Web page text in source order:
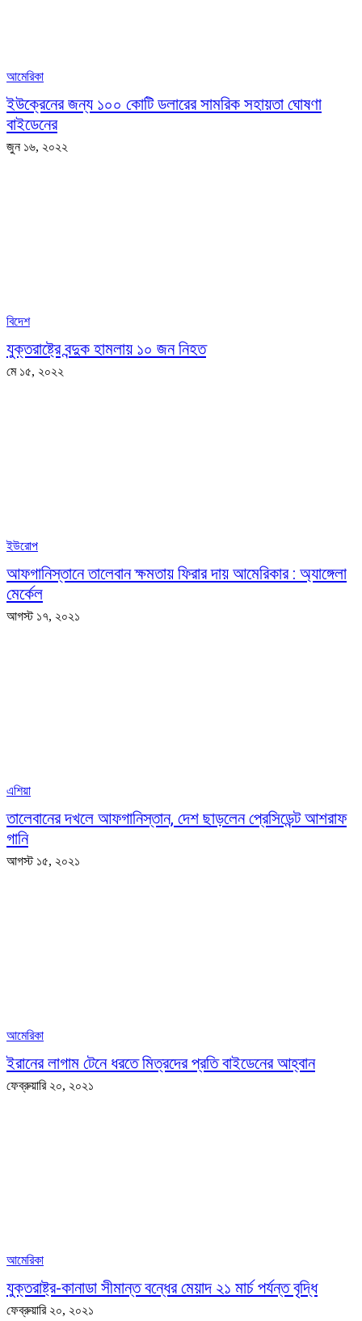
আমেরিকা
ইউক্রেনের জন্য ১০০ কোটি ডলারের সামরিক সহায়তা ঘোষণা
বাইডেনের
জুন ১৬, ২০২২
বিদেশ
যুক্তরাষ্ট্রে বন্দুক হামলায় ১০ জন নিহত
মে ১৫, ২০২২
ইউরোপ
আফগানিস্তানে তালেবান ক্ষমতায় ফিরার দায় আমেরিকার : অ্যাঙ্গেলা
মের্কেল
আগস্ট ১৭, ২০২১
এশিয়া
তালেবানের দখলে আফগানিস্তান, দেশ ছাড়লেন প্রেসিডেন্ট আশরাফ
গানি
আগস্ট ১৫, ২০২১
আমেরিকা
ইরানের লাগাম টেনে ধরতে মিত্রদের প্রতি বাইডেনের আহ্বান
ফেব্রুয়ারি ২০, ২০২১
আমেরিকা
যুক্তরাষ্ট্র-কানাডা সীমান্ত বন্ধের মেয়াদ ২১ মার্চ পর্যন্ত বৃদ্ধি
ফেব্রুয়ারি ২০, ২০২১